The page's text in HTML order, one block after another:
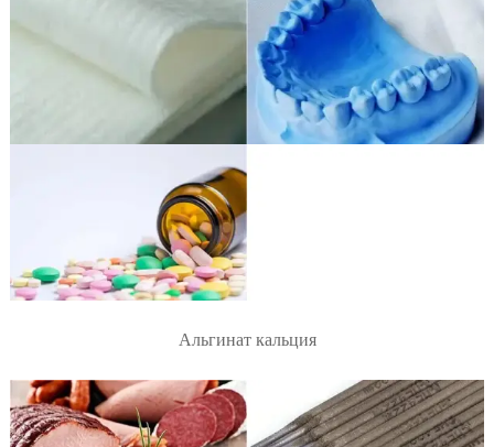
Альгинат кальция